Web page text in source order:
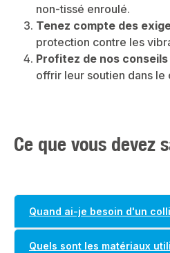
non-tissé enroulé.
Tenez compte des
protection contre les
Profitez de nos
offrir leur soutien dans
Ce que vous devez
Quand ai-je besoin d'un
Quels sont les matériaux